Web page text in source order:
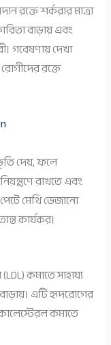
রক্তে শর্করার মাত্রা
বাড়ায় এবং
গবেষণায় দেখা
রক্তে
দেয়, ফলে
রাখতে এবং
মেথি ভেজানো
কার্যকর।
কমাতে সাহায্য
এটি হৃদরোগের
কমাতে